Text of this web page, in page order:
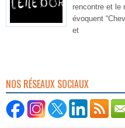
rencontre et le
évoquent
et
NOS RÉSEAUX SOCIAUX